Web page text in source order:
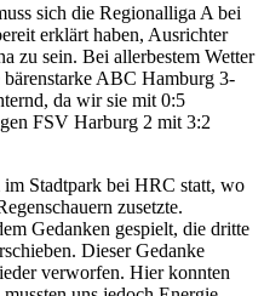
sich die Regionalliga A bei
erklärt haben, Ausrichter
zu sein. Bei allerbestem Wetter
ABC Hamburg 3-
da wir sie mit 0:5
FSV Harburg 2 mit 3:2
Stadtpark bei HRC statt, wo
zusetzte.
Gedanken gespielt, die dritte
Dieser Gedanke
verworfen. Hier konnten